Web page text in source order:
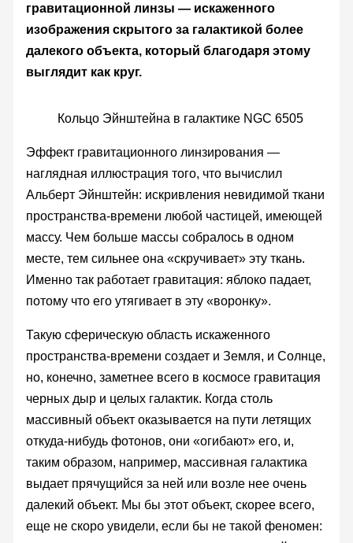
гравитационной линзы — искаженного
изображения скрытого за галактикой более
далекого объекта, который благодаря этому
выглядит как круг.
Кольцо Эйнштейна в галактике NGC 6505
Эффект гравитационного линзирования —
наглядная иллюстрация того, что вычислил
Альберт Эйнштейн: искривления невидимой ткани
пространства-времени любой частицей, имеющей
массу. Чем больше массы собралось в одном
месте, тем сильнее она «скручивает» эту ткань.
Именно так работает гравитация: яблоко падает,
потому что его утягивает в эту «воронку».
Такую сферическую область искаженного
пространства-времени создает и Земля, и Солнце,
но, конечно, заметнее всего в космосе гравитация
черных дыр и целых галактик. Когда столь
массивный объект оказывается на пути летящих
откуда-нибудь фотонов, они «огибают» его, и,
таким образом, например, массивная галактика
выдает прячущийся за ней или возле нее очень
далекий объект. Мы бы этот объект, скорее всего,
еще не скоро увидели, если бы не такой феномен: